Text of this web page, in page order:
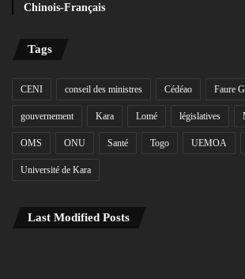
Chinois-Français
Tags
CENI conseil des ministres Cédéao Faure
gouvernement Kara Lomé législatives
OMS ONU Santé Togo UEMOA
Université de Kara
Last Modified Posts